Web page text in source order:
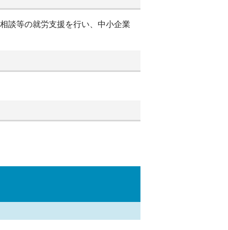
談等の就労支援を行い、中小企業